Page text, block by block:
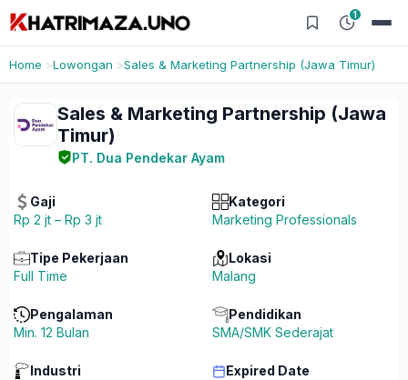
1
Home Lowongan Sales & Marketing Partnership (Jawa Timur)
Sales & Marketing Partnership (Jawa
Timur)
PT. Dua Pendekar Ayam
Gaji
Rp 2 jt – Rp 3 jt
Kategori
Marketing Professionals
Tipe Pekerjaan
Full Time
Lokasi
Malang
Pengalaman
Min. 12 Bulan
Pendidikan
SMA/SMK Sederajat
Industri
Expired Date